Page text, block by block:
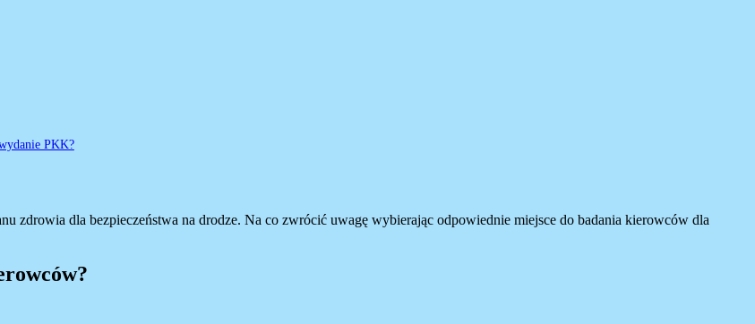
PKK?
zdrowia dla bezpieczeństwa na drodze. Na co zwrócić uwagę wybierając odpowiednie miejsce do badania kierowców dla